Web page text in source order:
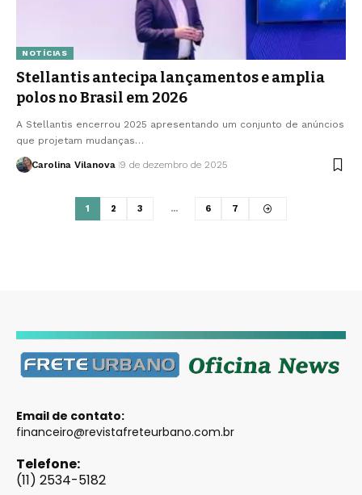
NOTÍCIAS
Stellantis antecipa lançamentos e amplia
polos no Brasil em 2026
A Stellantis encerrou 2025 apresentando um conjunto de anúncios
que projetam mudanças…
Carolina Vilanova 9 de dezembro de 2025
1 2 3 … 6 7
Email de contato:
financeiro@revistafreteurbano.com.br
Telefone:
(11) 2534-5182